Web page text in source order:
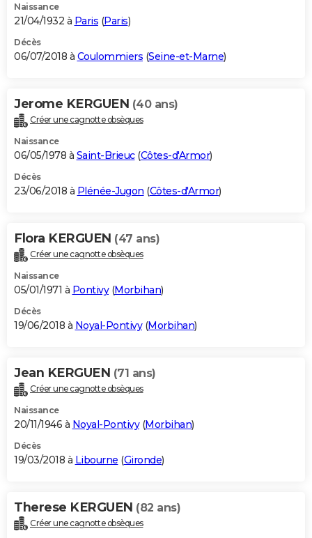
Naissance
21/04/1932 à Paris (Paris)
Décès
06/07/2018 à Coulommiers (Seine-et-Marne)
Jerome KERGUEN (40 ans)
Créer une cagnotte obsèques
Naissance
06/05/1978 à Saint-Brieuc(Côtes-d'Armor)
Décès
23/06/2018 à Plénée-Jugon (Côtes-d'Armor)
Flora KERGUEN (47 ans)
Créer une cagnotte obsèques
Naissance
05/01/1971 à Pontivy(Morbihan)
Décès
19/06/2018 à Noyal-Pontivy(Morbihan)
Jean KERGUEN (71 ans)
Créer une cagnotte obsèques
Naissance
20/11/1946 à Noyal-Pontivy(Morbihan)
Décès
19/03/2018 à Libourne (Gironde)
Therese KERGUEN (82 ans)
Créer une cagnotte obsèques